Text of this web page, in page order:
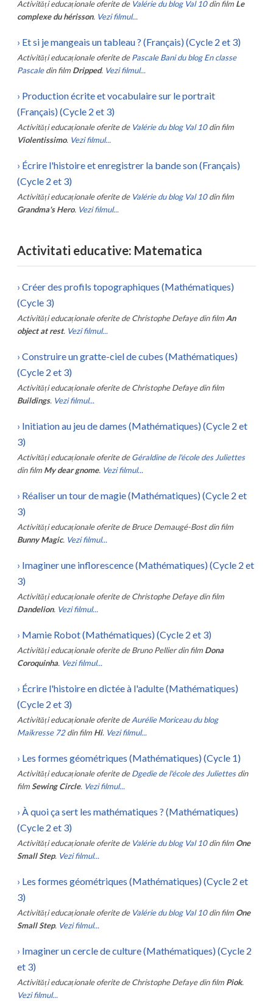
Activități educaționale oferite de Valérie du blog Val 10 din film Le
complexe du hérisson. Vezi filmul...
› Et si je mangeais un tableau ? (Français) (Cycle 2 et 3)
Activități educaționale oferite de Pascale Bani du blog En classe
Pascale din film Dripped. Vezi filmul...
› Production écrite et vocabulaire sur le portrait
(Français) (Cycle 2 et 3)
Activități educaționale oferite de Valérie du blog Val 10 din film
Violentissimo. Vezi filmul...
› Écrire l'histoire et enregistrer la bande son (Français)
(Cycle 2 et 3)
Activități educaționale oferite de Valérie du blog Val 10 din film
Grandma's Hero. Vezi filmul...
Activitati educative: Matematica
› Créer des profils topographiques (Mathématiques)
(Cycle 3)
Activități educaționale oferite de Christophe Defaye din film An
object at rest. Vezi filmul...
› Construire un gratte-ciel de cubes (Mathématiques)
(Cycle 2 et 3)
Activități educaționale oferite de Christophe Defaye din film
Buildings. Vezi filmul...
› Initiation au jeu de dames (Mathématiques) (Cycle 2 et
3)
Activități educaționale oferite de Géraldine de l'école des Juliettes
din film My dear gnome. Vezi filmul...
› Réaliser un tour de magie (Mathématiques) (Cycle 2 et
3)
Activități educaționale oferite de Bruce Demaugé-Bost din film
Bunny Magic. Vezi filmul...
› Imaginer une inflorescence (Mathématiques) (Cycle 2 et
3)
Activități educaționale oferite de Christophe Defaye din film
Dandelion. Vezi filmul...
› Mamie Robot (Mathématiques) (Cycle 2 et 3)
Activități educaționale oferite de Bruno Pellier din film Dona
Coroquinha. Vezi filmul...
› Écrire l'histoire en dictée à l'adulte (Mathématiques)
(Cycle 2 et 3)
Activități educaționale oferite de Aurélie Moriceau du blog
Maikresse 72 din film Hi. Vezi filmul...
› Les formes géométriques (Mathématiques) (Cycle 1)
Activități educaționale oferite de Dgedie de l'école des Juliettes din
filmSewing Circle. Vezi filmul...
› À quoi ça sert les mathématiques ? (Mathématiques)
(Cycle 2 et 3)
Activități educaționale oferite de Valérie du blog Val 10 din film One
Small Step. Vezi filmul...
› Les formes géométriques (Mathématiques) (Cycle 2 et
3)
Activități educaționale oferite de Valérie du blog Val 10 din film One
Small Step. Vezi filmul...
› Imaginer un cercle de culture (Mathématiques) (Cycle 2
et 3)
Activități educaționale oferite de Christophe Defaye din film Piok.
Vezi filmul...